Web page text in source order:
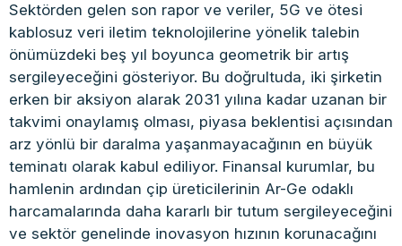
Sektörden gelen son rapor ve veriler, 5G ve ötesi
kablosuz veri iletim teknolojilerine yönelik talebin
önümüzdeki beş yıl boyunca geometrik bir artış
sergileyeceğini gösteriyor. Bu doğrultuda, iki şirketin
erken bir aksiyon alarak 2031 yılına kadar uzanan bir
takvimi onaylamış olması, piyasa beklentisi açısından
arz yönlü bir daralma yaşanmayacağının en büyük
teminatı olarak kabul ediliyor. Finansal kurumlar, bu
hamlenin ardından çip üreticilerinin Ar-Ge odaklı
harcamalarında daha kararlı bir tutum sergileyeceğini
ve sektör genelinde inovasyon hızının korunacağını